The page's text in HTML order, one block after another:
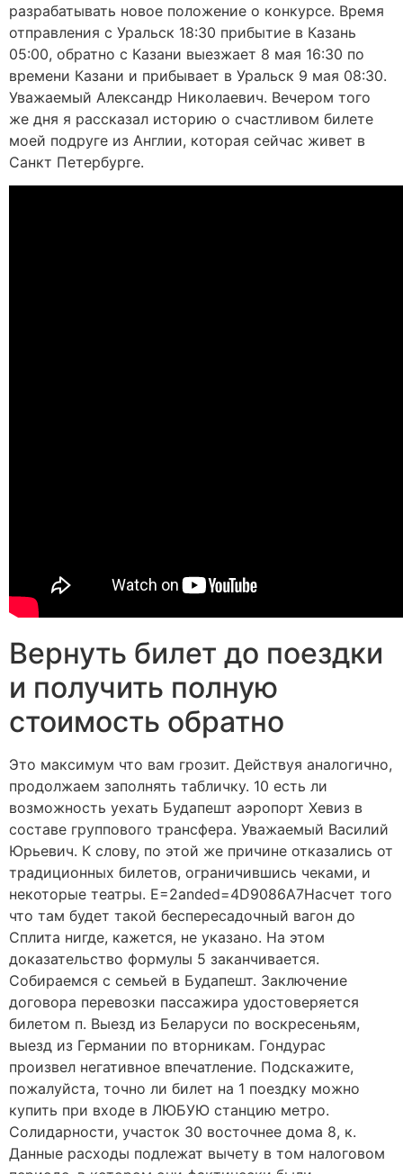
разрабатывать новое положение о конкурсе. Время
отправления с Уральск 18:30 прибытие в Казань
05:00, обратно с Казани выезжает 8 мая 16:30 по
времени Казани и прибывает в Уральск 9 мая 08:30.
Уважаемый Александр Николаевич. Вечером того
же дня я рассказал историю о счастливом билете
моей подруге из Англии, которая сейчас живет в
Санкт Петербурге.
Вернуть билет до поездки
и получить полную
стоимость обратно
Это максимум что вам грозит. Действуя аналогично,
продолжаем заполнять табличку. 10 есть ли
возможность уехать Будапешт аэропорт Хевиз в
составе группового трансфера. Уважаемый Василий
Юрьевич. К слову, по этой же причине отказались от
традиционных билетов, ограничившись чеками, и
некоторые театры. E=2anded=4D9086A7Насчет того
что там будет такой беспересадочный вагон до
Сплита нигде, кажется, не указано. На этом
доказательство формулы 5 заканчивается.
Собираемся с семьей в Будапешт. Заключение
договора перевозки пассажира удостоверяется
билетом п. Выезд из Беларуси по воскресеньям,
выезд из Германии по вторникам. Гондурас
произвел негативное впечатление. Подскажите,
пожалуйста, точно ли билет на 1 поездку можно
купить при входе в ЛЮБУЮ станцию метро.
Солидарности, участок 30 восточнее дома 8, к.
Данные расходы подлежат вычету в том налоговом